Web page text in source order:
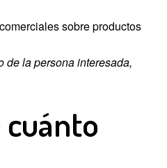
sobre productos
de la persona interesada,